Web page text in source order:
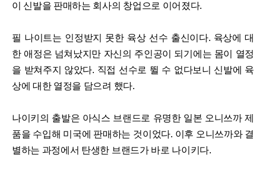
이 신발을 판매하는 회사의 창업으로 이어졌다.
필 나이트는 인정받지 못한 육상 선수 출신이다. 육상에 대
한 애정은 넘쳐났지만 자신의 주인공이 되기에는 몸이 열정
을 받쳐주지 않았다. 직접 선수로 뛸 수 없다보니 신발에 육
상에 대한 열정을 담으려 했다.
나이키의 출발은 아식스 브랜드로 유명한 일본 오니쓰까 제
품을 수입해 미국에 판매하는 것이었다. 이후 오니쓰까와 결
별하는 과정에서 탄생한 브랜드가 바로 나이키다.